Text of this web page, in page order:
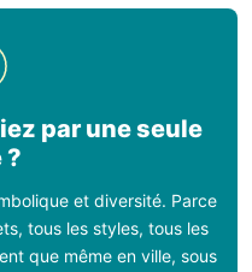
par une seule
?
et diversité. Parce
tous les styles, tous les
que même en ville, sous